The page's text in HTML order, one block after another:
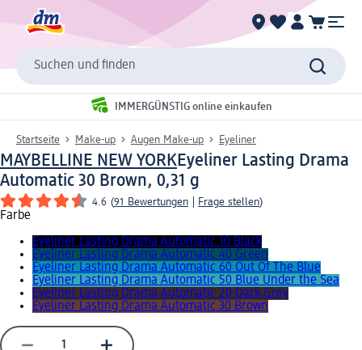
Suchen und finden
IMMERGÜNSTIG online einkaufen
Startseite Make-up Augen Make-up Eyeliner
MAYBELLINE NEW YORKEyeliner Lasting Drama
Automatic 30 Brown, 0,31 g
4.6 (91 Bewertungen Frage stellen)
Farbe
Eyeliner Lasting Drama Automatic 10 Black
Eyeliner Lasting Drama Automatic 40 Green
Eyeliner Lasting Drama Automatic 60 Out Of The Blue
Eyeliner Lasting Drama Automatic 50 Blue Under the Sea
Eyeliner Lasting Drama Automatic 20 Dark Grey
Eyeliner Lasting Drama Automatic 30 Brown